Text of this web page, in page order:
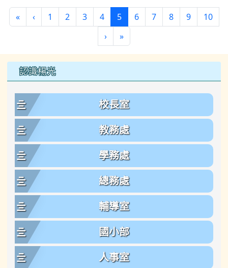
«第一頁
‹上一頁
1 2 3 4 5(目前頁次)
6 7 8 9
10
›下一頁
»最後頁
左邊區域內容
認識楊光
校長室
教務處
學務處
總務處
輔導室
國小部
人事室